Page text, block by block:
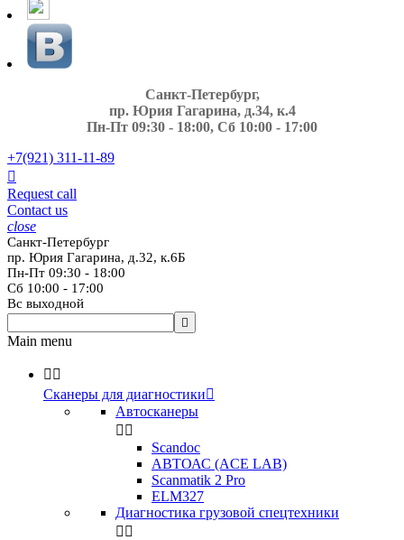
Санкт-Петербург,
пр. Юрия Гагарина, д.34, к.4
Пн-Пт 09:30 - 18:00, Сб 10:00 - 17:00
+7(921) 311-11-89

Request call
Contact us
close
Санкт-Петербург
пр. Юрия Гагарина, д.32, к.6Б
Пн-Пт 09:30 - 18:00
Сб 10:00 - 17:00
Вс выходной

Main menu
 
Сканеры для диагностики
Автосканеры
 
Scandoc
АВТОАС (ACE LAB)
Scanmatik 2 Pro
ELM327
Диагностика грузовой спецтехники
 